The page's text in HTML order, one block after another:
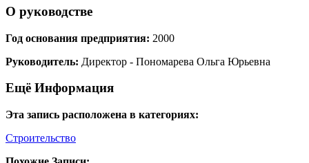
О руководстве
Год основания предприятия: 2000
Руководитель: Директор - Пономарева Ольга Юрьевна
Ещё Информация
Эта запись расположена в категориях:
Строительство